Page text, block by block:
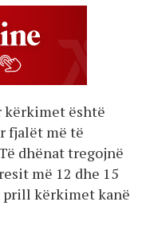
kërkimet është
fjalët më të
dhënat tregojnë
më 12 dhe 15
prill kërkimet kanë